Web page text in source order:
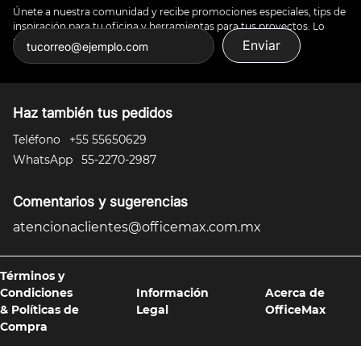
Únete a nuestra comunidad y recibe promociones especiales, tips de
inspiración para tu oficina y herramientas para tus proyectos. Lo
puedes todo.
Enviar
Haz también tus pedidos
Teléfono
+55 55650629
WhatsApp
55-2270-2987
Comentarios y sugerencias
atencionaclientes@officemax.com.mx
Términos y
Condiciones
& Políticas de
Compra
Información
Legal
Acerca de
OfficeMax